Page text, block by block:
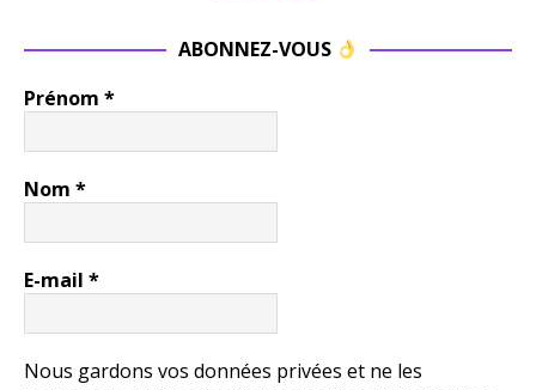
ABONNEZ-VOUS
Prénom *
Nom *
E-mail *
Nous gardons vos données privées et ne les